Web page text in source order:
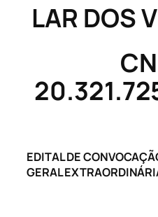
LAR DOS
EDITAL DE
GERAL